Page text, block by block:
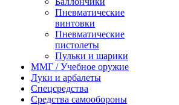
Пневматические
винтовки
Пневматические
пистолеты
Пульки и шарики
ММГ / Учебное оружие
Луки и арбалеты
Спецсредства
Средства самообороны